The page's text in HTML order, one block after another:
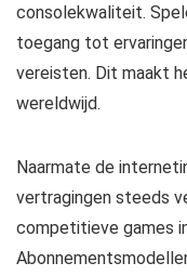
consolekwaliteit.
toegang tot
vereisten. Dit maakt
wereldwijd.
Naarmate de
vertragingen steeds
competitieve games